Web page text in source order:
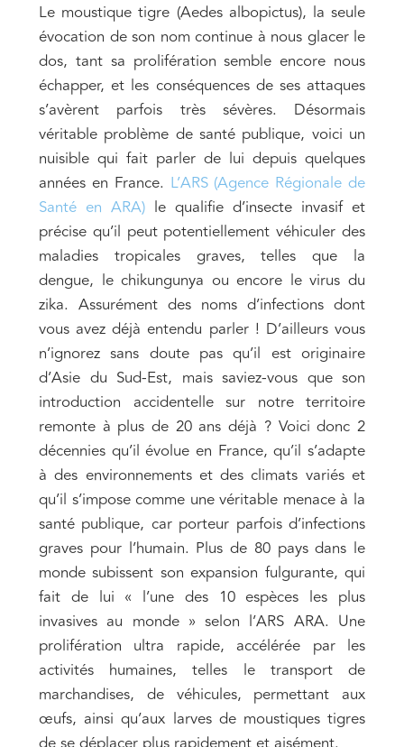
Le moustique tigre (Aedes albopictus), la seule
évocation de son nom continue à nous glacer le
dos, tant sa prolifération semble encore nous
échapper, et les conséquences de ses attaques
s’avèrent parfois très sévères. Désormais
véritable problème de santé publique, voici un
nuisible qui fait parler de lui depuis quelques
années en France. L’ARS (Agence Régionale de
Santé en ARA) le qualifie d’insecte invasif et
précise qu’il peut potentiellement véhiculer des
maladies tropicales graves, telles que la
dengue, le chikungunya ou encore le virus du
zika. Assurément des noms d’infections dont
vous avez déjà entendu parler ! D’ailleurs vous
n’ignorez sans doute pas qu’il est originaire
d’Asie du Sud-Est, mais saviez-vous que son
introduction accidentelle sur notre territoire
remonte à plus de 20 ans déjà ? Voici donc 2
décennies qu’il évolue en France, qu’il s’adapte
à des environnements et des climats variés et
qu’il s’impose comme une véritable menace à la
santé publique, car porteur parfois d’infections
graves pour l’humain. Plus de 80 pays dans le
monde subissent son expansion fulgurante, qui
fait de lui « l’une des 10 espèces les plus
invasives au monde » selon l’ARS ARA. Une
prolifération ultra rapide, accélérée par les
activités humaines, telles le transport de
marchandises, de véhicules, permettant aux
œufs, ainsi qu’aux larves de moustiques tigres